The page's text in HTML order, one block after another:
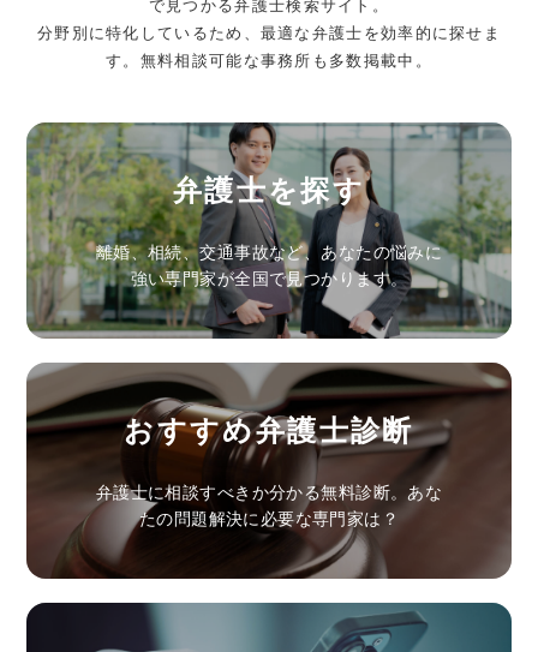
で見つかる弁護士検索サイト。
分野別に特化しているため、最適な弁護士を効率的に探せま
す。無料相談可能な事務所も多数掲載中。
弁護士を探す
離婚、相続、交通事故など、あなたの悩みに
強い専門家が全国で見つかります。
おすすめ弁護士診断
弁護士に相談すべきか分かる無料診断。あな
たの問題解決に必要な専門家は？